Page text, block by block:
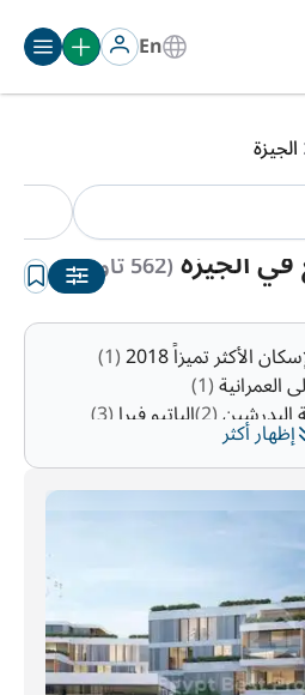
En
الجيزة
الجيزة
(562 تاون
إظهار أكثر
الأكثر تميزاً 2018 (1)
العمرانية(1)
البدرشين(2) الباتيو فيرا(3)
(4)
(4) ايلورا(6)
كرداسه(9)
سوديك
(153)
(520) الهرم(1260)
من أكتوبر(6452)